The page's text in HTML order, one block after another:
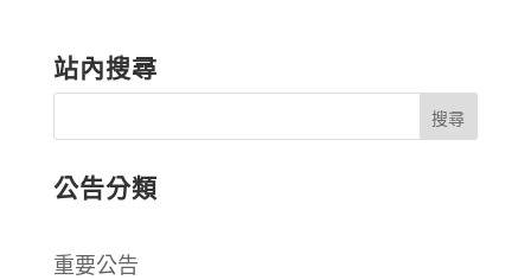
站內搜尋
公告分類
重要公告